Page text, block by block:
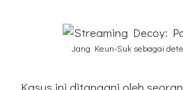
Jang Keun-Suk sebagai
Kasus ini ditangani oleh